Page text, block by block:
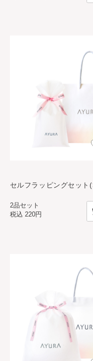
セルフラッピングセット
2品セット
税込 220円